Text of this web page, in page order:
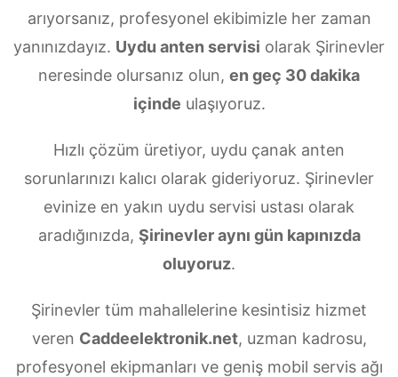
arıyorsanız, profesyonel ekibimizle her zaman
yanınızdayız. Uydu anten servisi olarak Şirinevler
neresinde olursanız olun, en geç 30 dakika
içinde ulaşıyoruz.
Hızlı çözüm üretiyor, uydu çanak anten
sorunlarınızı kalıcı olarak gideriyoruz. Şirinevler
evinize en yakın uydu servisi ustası olarak
aradığınızda, Şirinevler aynı gün kapınızda
oluyoruz.
Şirinevler tüm mahallelerine kesintisiz hizmet
veren Caddeelektronik.net, uzman kadrosu,
profesyonel ekipmanları ve geniş mobil servis ağı